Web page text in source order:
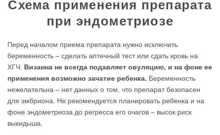
Схема применения препарата
при эндометриозе
Перед началом приема препарата нужно исключить
беременность – сделать аптечный тест или сдать кровь на
ХГЧ. Визанна не всегда подавляет овуляцию, и на фоне ее
применения возможно зачатие ребенка. Беременность
нежелательна – нет данных о том, что препарат безопасен
для эмбриона. Не рекомендуется планировать ребенка и на
фоне эндометриоза до регресса его очагов – высок риск
выкидыша.